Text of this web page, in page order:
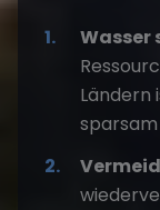
Wasser
Ländern